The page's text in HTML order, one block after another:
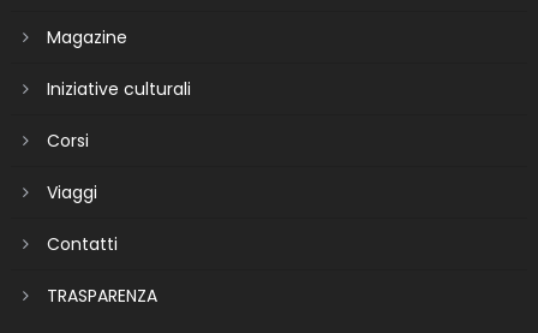
Magazine
Iniziative culturali
Corsi
Viaggi
Contatti
TRASPARENZA